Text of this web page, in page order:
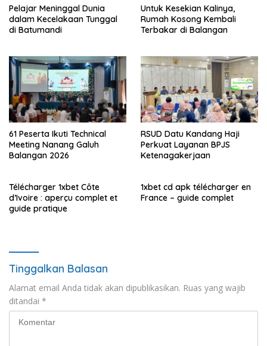
Pelajar Meninggal Dunia
dalam Kecelakaan Tunggal
di Batumandi
Untuk Kesekian Kalinya,
Rumah Kosong Kembali
Terbakar di Balangan
61 Peserta Ikuti Technical
Meeting Nanang Galuh
Balangan 2026
RSUD Datu Kandang Haji
Perkuat Layanan BPJS
Ketenagakerjaan
Télécharger 1xbet Côte
d’Ivoire : aperçu complet et
guide pratique
1xbet cd apk télécharger en
France – guide complet
Tinggalkan Balasan
Alamat email Anda tidak akan dipublikasikan. Ruas yang wajib
ditandai *